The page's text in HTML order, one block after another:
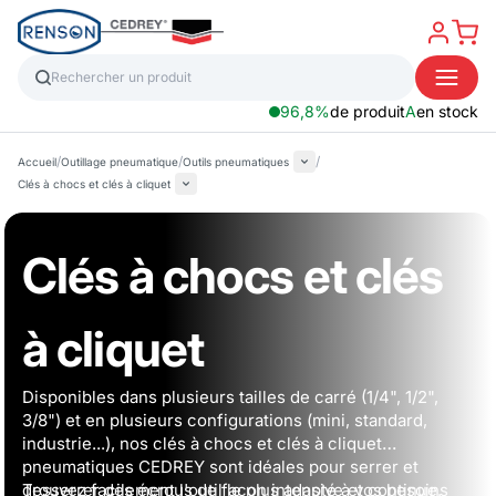
96,8%de produitAen stock
Accueil/Outillage pneumatique/Outils pneumatiques /
Clés à chocs et clés à cliquet
Clés à chocs et clés
à cliquet
Disponibles dans plusieurs tailles de carré (1/4", 1/2",
3/8") et en plusieurs configurations (mini, standard,
industrie...), nos clés à chocs et clés à cliquet
pneumatiques CEDREY sont idéales pour serrer et
desserrer des écrous de façon intensive et continue.
Trouvez facilement l'outil le plus adapté à vos besoins